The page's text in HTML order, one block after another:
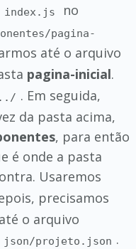
index.js
no
pagina-
até o arquivo
pagina-inicial.
../ . Em seguida,
da pasta acima,
, para então
é onde a pasta
Usaremos
precisamos
o arquivo
json/projeto.json .